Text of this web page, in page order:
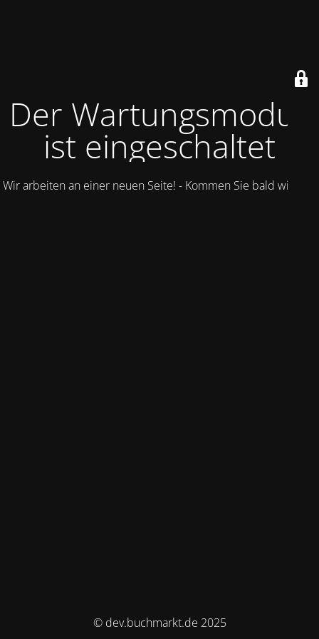
Der Wartungsmodus
ist eingeschaltet
Wir arbeiten an einer neuen Seite! - Kommen Sie bald wieder.
© dev.buchmarkt.de 2025